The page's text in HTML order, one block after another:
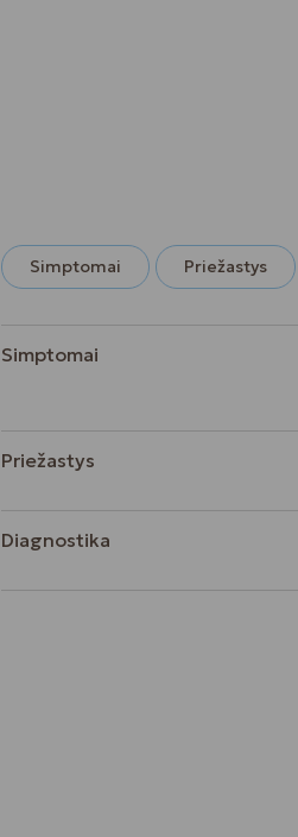
Simptomai Priežastys
Simptomai
Priežastys
Diagnostika